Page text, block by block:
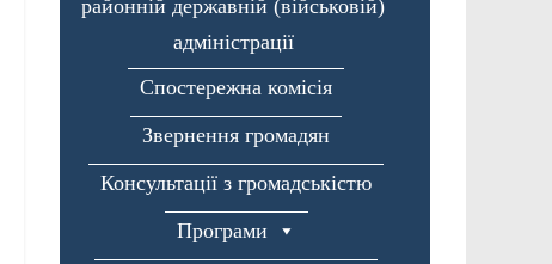
районній державній (військовій)
адміністрації
Спостережна комісія
Звернення громадян
Консультації з громадськістю
Програми